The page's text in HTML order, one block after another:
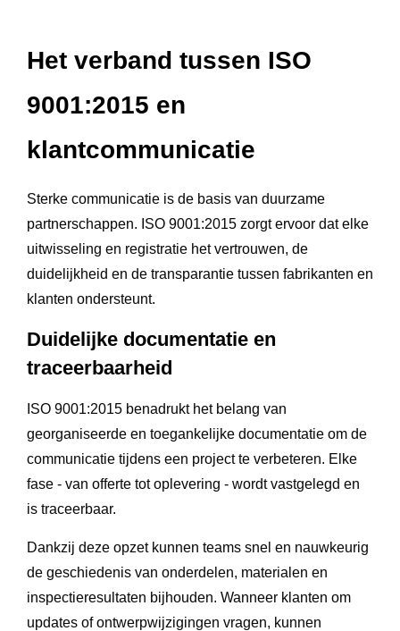
Het verband tussen ISO
9001:2015 en
klantcommunicatie
Sterke communicatie is de basis van duurzame
partnerschappen. ISO 9001:2015 zorgt ervoor dat elke
uitwisseling en registratie het vertrouwen, de
duidelijkheid en de transparantie tussen fabrikanten en
klanten ondersteunt.
Duidelijke documentatie en
traceerbaarheid
ISO 9001:2015 benadrukt het belang van
georganiseerde en toegankelijke documentatie om de
communicatie tijdens een project te verbeteren. Elke
fase - van offerte tot oplevering - wordt vastgelegd en
is traceerbaar.
Dankzij deze opzet kunnen teams snel en nauwkeurig
de geschiedenis van onderdelen, materialen en
inspectieresultaten bijhouden. Wanneer klanten om
updates of ontwerpwijzigingen vragen, kunnen